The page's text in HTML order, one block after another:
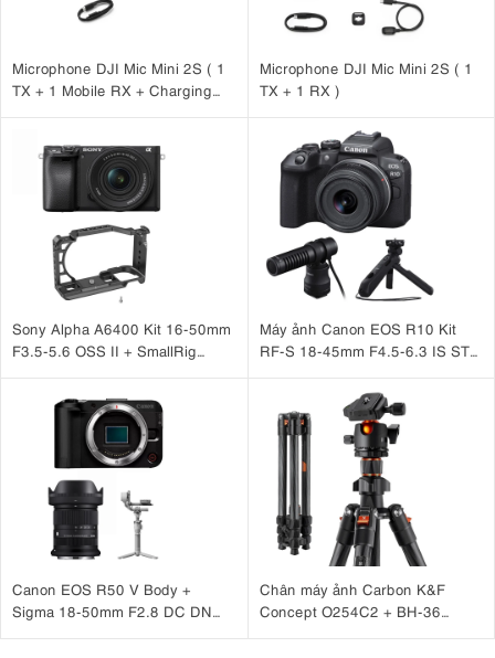
Microphone DJI Mic Mini 2S ( 1
TX + 1 Mobile RX + Charging
Microphone DJI Mic Mini 2S ( 1
TX + 1 RX )
Sony Alpha A6400 Kit 16-50mm
F3.5-5.6 OSS II + SmallRig
A6300, A6100 CCS2310C
Máy ảnh Canon EOS R10 Kit
RF-S 18-45mm F4.5-6.3 IS STM
+ Báng tay cầm Canon HG-
100TBR
Canon EOS R50 V Body +
Sigma 18-50mm F2.8 DC DN
Chân máy ảnh Carbon K&F
Concept O254C2 + BH-36